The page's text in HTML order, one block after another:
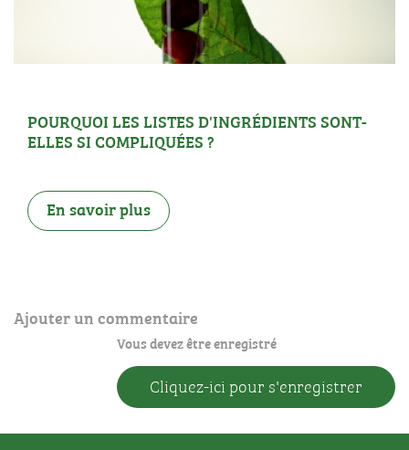
POURQUOI LES LISTES D'INGRÉDIENTS SONT-
ELLES SI COMPLIQUÉES ?
En savoir plus
Ajouter un commentaire
Vous devez être enregistré
Cliquez-ici pour s'enregistrer